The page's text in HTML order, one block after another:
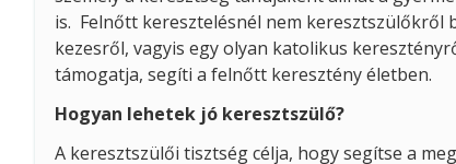
is. Felnőtt keresztelésnél nem keresztszülőkről
kezesről, vagyis egy olyan katolikus
támogatja, segíti a felnőtt keresztény életben.
Hogyan lehetek jó keresztszülő?
A keresztszülői tisztség célja, hogy segítse a